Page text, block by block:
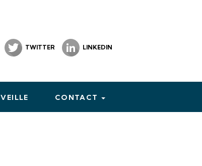
TWITTER LINKEDIN
VEILLE CONTACT